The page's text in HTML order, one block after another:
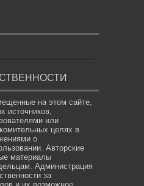
на этом сайте,
источников,
или
целях в
о
Авторские
материалы
Администрация
за